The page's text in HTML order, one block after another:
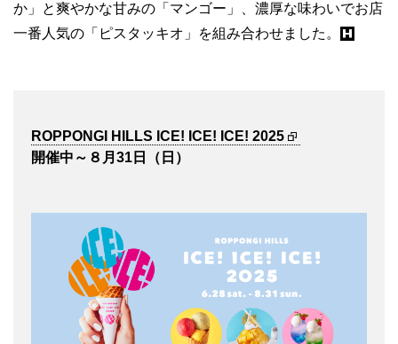
か」と爽やかな甘みの「マンゴー」、濃厚な味わいでお店
一番人気の「ピスタッキオ」を組み合わせました。
ROPPONGI HILLS ICE! ICE! ICE! 2025
開催中～８月31日（日）